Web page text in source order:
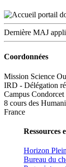
Dernière MAJ
Coordonnées
Mission Science
IRD - Délégation
Campus
8 cours des
France
Ressources
Horizon
Bureau du